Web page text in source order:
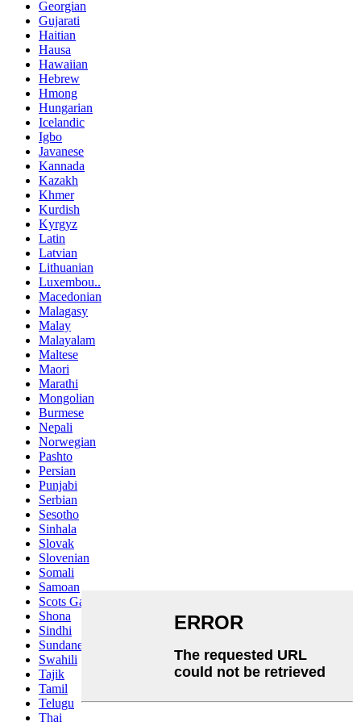
Georgian
Gujarati
Haitian
Hausa
Hawaiian
Hebrew
Hmong
Hungarian
Icelandic
Igbo
Javanese
Kannada
Kazakh
Khmer
Kurdish
Kyrgyz
Latin
Latvian
Lithuanian
Luxembou..
Macedonian
Malagasy
Malay
Malayalam
Maltese
Maori
Marathi
Mongolian
Burmese
Nepali
Norwegian
Pashto
Persian
Punjabi
Serbian
Sesotho
Sinhala
Slovak
Slovenian
Somali
Samoan
Scots Gaelic
Shona
Sindhi
Sundanese
Swahili
Tajik
Tamil
Telugu
Thai